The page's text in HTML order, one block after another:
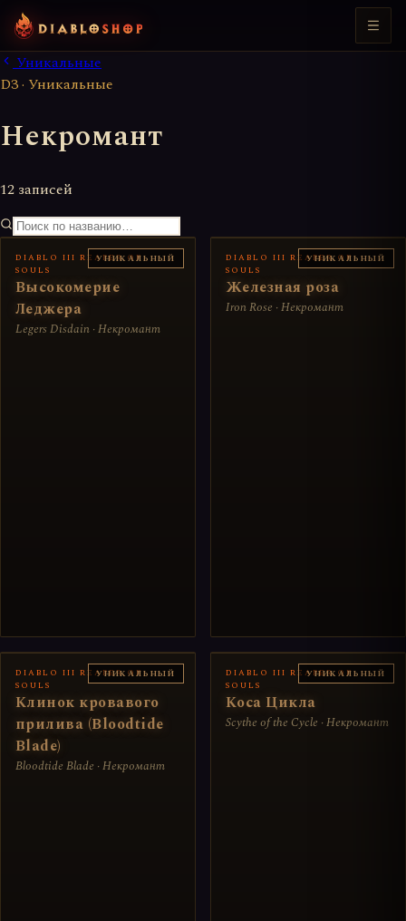
Уникальные
D3 · Уникальные
Некромант
12 записей
УНИКАЛЬНЫЙ
DIABLO III REAPER OF
SOULS
Высокомерие
Леджера
Legers Disdain · Некромант
УНИКАЛЬНЫЙ
DIABLO III REAPER OF
SOULS
Железная роза
Iron Rose · Некромант
УНИКАЛЬНЫЙ
DIABLO III REAPER OF
SOULS
Клинок кровавого
прилива (Bloodtide
Blade)
Bloodtide Blade · Некромант
УНИКАЛЬНЫЙ
DIABLO III REAPER OF
SOULS
Коса Цикла
Scythe of the Cycle · Некромант